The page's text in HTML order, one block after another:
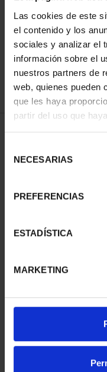
Las cookies de este
el contenido y los
sociales y analizar el
información sobre el
nuestros partners de
web, quienes pueden
que les haya
partir del uso que
NECESARIAS
PREFERENCIAS
ESTADÍSTICA
MARKETING
ORDENAR POR:
1 Productos encontrados
PROVINCIA
COMPLET...